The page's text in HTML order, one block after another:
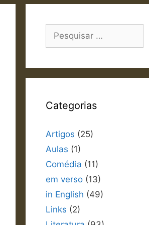
Pesquisar
Categorias
Artigos (25)
Aulas (1)
Comédia (11)
em verso (13)
in English (49)
Links (2)